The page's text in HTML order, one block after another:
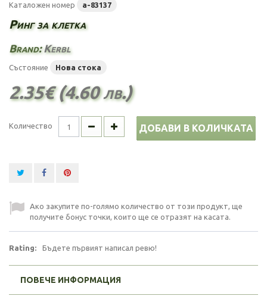
Каталожен номер a-83137
Ринг за клетка
Brand:Kerbl
Състояние Нова стока
2.35€ (4.60 лв.)
Количество ДОБАВИ В КОЛИЧКАТА
Ако закупите по-голямо количество от този продукт, ще
получите бонус точки, които ще се отразят на касата.
Rating: Бъдете първият написал ревю!
ПОВЕЧЕ ИНФОРМАЦИЯ